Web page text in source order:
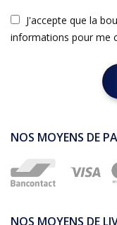
J'accepte que la
informations pour me
NOS MOYENS DE
NOS MOYENS DE